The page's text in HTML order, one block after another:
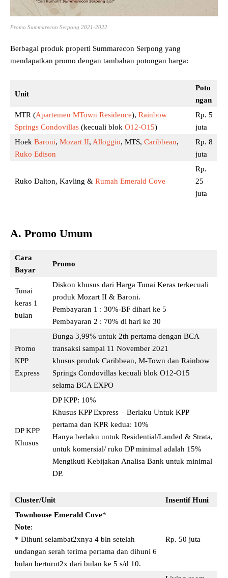
Promo Summarecon Serpong 2021-2022
Berbagai produk properti Summarecon Serpong yang
mendapatkan promo dengan tambahan potongan harga:
Unit
Poto
ngan
MTR (Apartemen MTown Residence), Rainbow
Springs Condovillas (kecuali blok O12-O15)
Rp. 5
juta
Hoek Baroni, Mozart II, Alloggio, MTS, Caribbean,
Ruko Edison
Rp. 8
juta
Ruko Dalton, Kavling & Rumah Emerald Cove
Rp.
25
juta
A. Promo Umum
Cara
Bayar
Promo
Tunai
keras 1
bulan
Diskon khusus dari Harga Tunai Keras terkecuali
produk Mozart II & Baroni.
Pembayaran 1 : 30%-BF dihari ke 5
Pembayaran 2 : 70% di hari ke 30
Promo
KPP
Express
Bunga 3,99% untuk 2th pertama dengan BCA
transaksi sampai 11 November 2021
khusus produk Caribbean, M-Town dan Rainbow
Springs Condovillas kecuali blok O12-O15
selama BCA EXPO
DP KPP
Khusus
DP KPP: 10%
Khusus KPP Express – Berlaku Untuk KPP
pertama dan KPR kedua: 10%
Hanya berlaku untuk Residential/Landed & Strata,
untuk komersial/ ruko DP minimal adalah 15%
Mengikuti Kebijakan Analisa Bank untuk minimal
DP.
Cluster/Unit
Insentif Huni
Townhouse Emerald Cove*
Note:
* Dihuni selambat2xnya 4 bln setelah
undangan serah terima pertama dan dihuni 6
bulan berturut2x dari bulan ke 5 s/d 10.
Rp. 50 juta